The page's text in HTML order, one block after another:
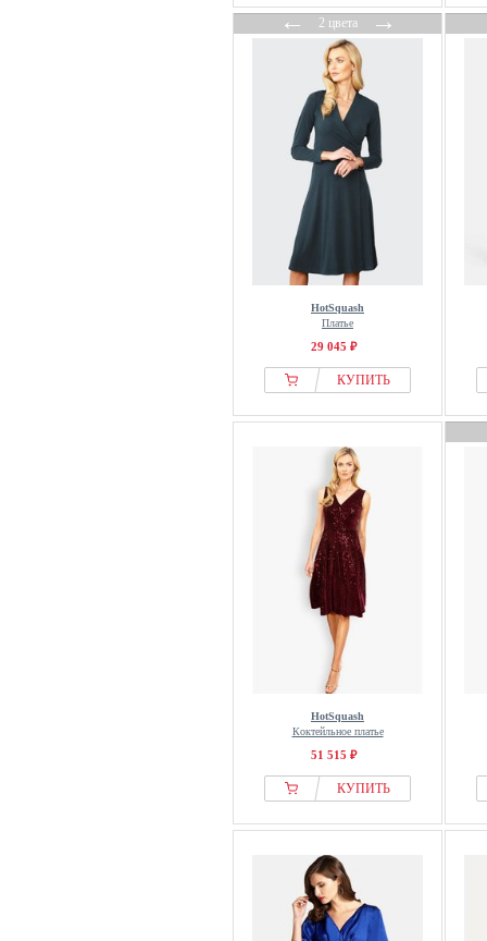
←2 цвета→
HotSquash
Платье
29 045 ₽
КУПИТЬ
HotSquash
Коктейльное платье
51 515 ₽
КУПИТЬ